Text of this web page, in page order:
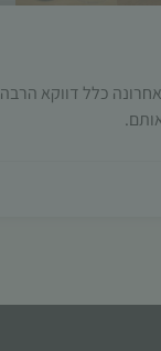
כלל דווקא הרבה